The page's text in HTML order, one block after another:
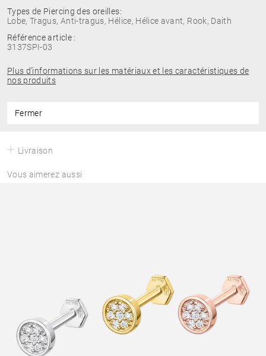
Types de Piercing des oreilles:
Lobe, Tragus, Anti-tragus, Hélice, Hélice avant, Rook, Daith
Référence article :
3137SPI-03
Plus d’informations sur les matériaux et les caractéristiques de
nos produits
Fermer
Livraison
Vous aimerez aussi